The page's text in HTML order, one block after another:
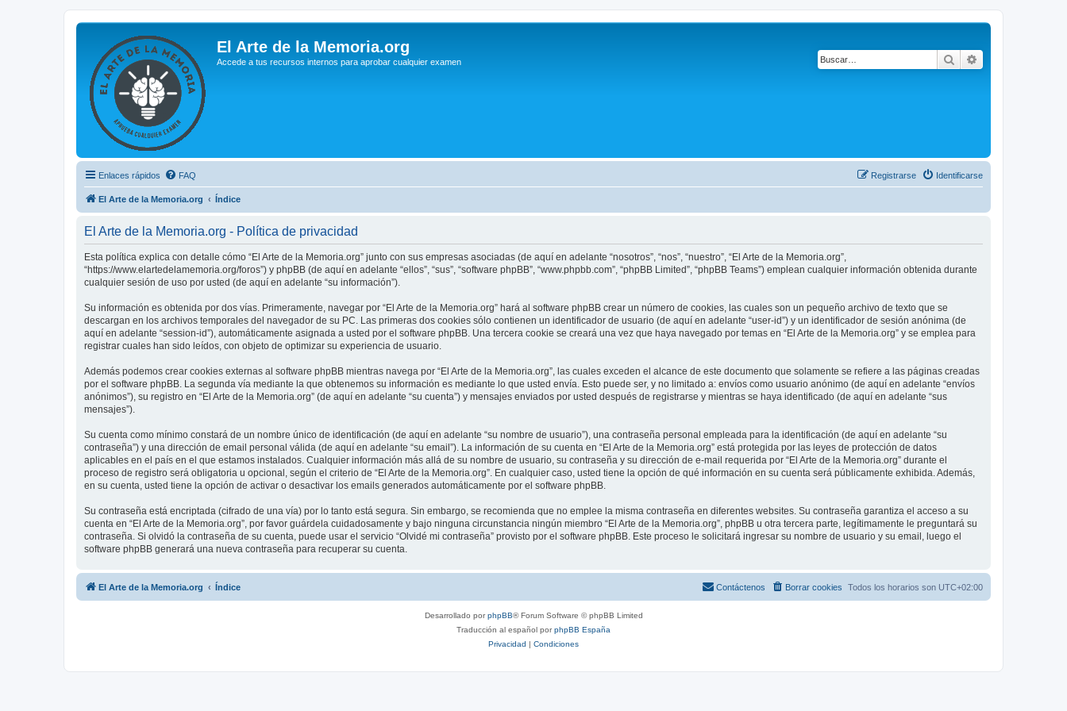
El Arte de la Memoria.org
Accede a tus recursos internos para aprobar cualquier examen Buscar
Enlaces rápidos FAQ Identificarse
Registrarse
El Arte de la Memoria.org Índice
El Arte de la Memoria.org - Política de privacidad
Esta política explica con detalle cómo “El Arte de la Memoria.org” junto con sus empresas asociadas (de aquí en adelante “nosotros”, “nos”, “nuestro”, “El Arte de la Memoria.org”,
“https://www.elartedelamemoria.org/foros”) y phpBB (de aquí en adelante “ellos”, “sus”, “software phpBB”, “www.phpbb.com”, “phpBB Limited”, “phpBB Teams”) emplean cualquier información obtenida durante
cualquier sesión de uso por usted (de aquí en adelante “su información”).
Su información es obtenida por dos vías. Primeramente, navegar por “El Arte de la Memoria.org” hará al software phpBB crear un número de cookies, las cuales son un pequeño archivo de texto que se
descargan en los archivos temporales del navegador de su PC. Las primeras dos cookies sólo contienen un identificador de usuario (de aquí en adelante “user-id”) y un identificador de sesión anónima (de
aquí en adelante “session-id”), automáticamente asignada a usted por el software phpBB. Una tercera cookie se creará una vez que haya navegado por temas en “El Arte de la Memoria.org” y se emplea para
registrar cuales han sido leídos, con objeto de optimizar su experiencia de usuario.
Además podemos crear cookies externas al software phpBB mientras navega por “El Arte de la Memoria.org”, las cuales exceden el alcance de este documento que solamente se refiere a las páginas creadas
por el software phpBB. La segunda vía mediante la que obtenemos su información es mediante lo que usted envía. Esto puede ser, y no limitado a: envíos como usuario anónimo (de aquí en adelante “envíos
anónimos”), su registro en “El Arte de la Memoria.org” (de aquí en adelante “su cuenta”) y mensajes enviados por usted después de registrarse y mientras se haya identificado (de aquí en adelante “sus
mensajes”).
Su cuenta como mínimo constará de un nombre único de identificación (de aquí en adelante “su nombre de usuario”), una contraseña personal empleada para la identificación (de aquí en adelante “su
contraseña”) y una dirección de email personal válida (de aquí en adelante “su email”). La información de su cuenta en “El Arte de la Memoria.org” está protegida por las leyes de protección de datos
aplicables en el país en el que estamos instalados. Cualquier información más allá de su nombre de usuario, su contraseña y su dirección de e-mail requerida por “El Arte de la Memoria.org” durante el
proceso de registro será obligatoria u opcional, según el criterio de “El Arte de la Memoria.org”. En cualquier caso, usted tiene la opción de qué información en su cuenta será públicamente exhibida. Además,
en su cuenta, usted tiene la opción de activar o desactivar los emails generados automáticamente por el software phpBB.
Su contraseña está encriptada (cifrado de una vía) por lo tanto está segura. Sin embargo, se recomienda que no emplee la misma contraseña en diferentes websites. Su contraseña garantiza el acceso a su
cuenta en “El Arte de la Memoria.org”, por favor guárdela cuidadosamente y bajo ninguna circunstancia ningún miembro “El Arte de la Memoria.org”, phpBB u otra tercera parte, legítimamente le preguntará su
contraseña. Si olvidó la contraseña de su cuenta, puede usar el servicio “Olvidé mi contraseña” provisto por el software phpBB. Este proceso le solicitará ingresar su nombre de usuario y su email, luego el
software phpBB generará una nueva contraseña para recuperar su cuenta.
El Arte de la Memoria.org Índice Todos los horarios son UTC+02:00
Borrar cookies
Contáctenos
Desarrollado porphpBB® Forum Software © phpBB Limited
Traducción al español porphpBB España
Privacidad | Condiciones